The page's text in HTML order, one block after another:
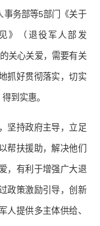
事务部等5部门《关于
》（退役军人部发
关心关爱，需要有关
抓好贯彻落实，切实
到实惠。
坚持政府主导，立足
帮扶援助，解决他们
，有利于增强广大退
政策激励引导，创新
人提供多主体供给、